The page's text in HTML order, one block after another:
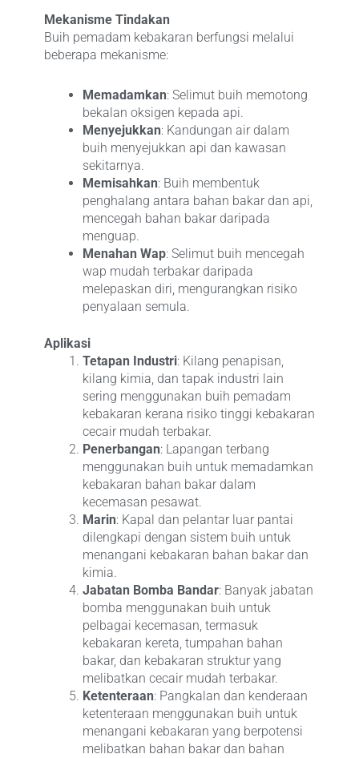
Mekanisme Tindakan
Buih pemadam kebakaran berfungsi melalui
beberapa mekanisme:
Memadamkan: Selimut buih memotong
bekalan oksigen kepada api.
Menyejukkan: Kandungan air dalam
buih menyejukkan api dan kawasan
sekitarnya.
Memisahkan: Buih membentuk
penghalang antara bahan bakar dan api,
mencegah bahan bakar daripada
menguap.
Menahan Wap: Selimut buih mencegah
wap mudah terbakar daripada
melepaskan diri, mengurangkan risiko
penyalaan semula.
Aplikasi
Tetapan Industri: Kilang penapisan,
kilang kimia, dan tapak industri lain
sering menggunakan buih pemadam
kebakaran kerana risiko tinggi kebakaran
cecair mudah terbakar.
Penerbangan: Lapangan terbang
menggunakan buih untuk memadamkan
kebakaran bahan bakar dalam
kecemasan pesawat.
Marin: Kapal dan pelantar luar pantai
dilengkapi dengan sistem buih untuk
menangani kebakaran bahan bakar dan
kimia.
Jabatan Bomba Bandar: Banyak jabatan
bomba menggunakan buih untuk
pelbagai kecemasan, termasuk
kebakaran kereta, tumpahan bahan
bakar, dan kebakaran struktur yang
melibatkan cecair mudah terbakar.
Ketenteraan: Pangkalan dan kenderaan
ketenteraan menggunakan buih untuk
menangani kebakaran yang berpotensi
melibatkan bahan bakar dan bahan